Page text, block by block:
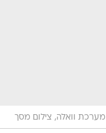
מערכת וואלה, צילום מסך